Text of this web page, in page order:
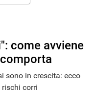
come avviene
sono in crescita: ecco
corri